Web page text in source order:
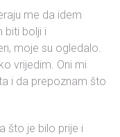
me da idem
biti bolji i
moje su ogledalo.
vrijedim. Oni mi
i da prepoznam što
što je bilo prije i